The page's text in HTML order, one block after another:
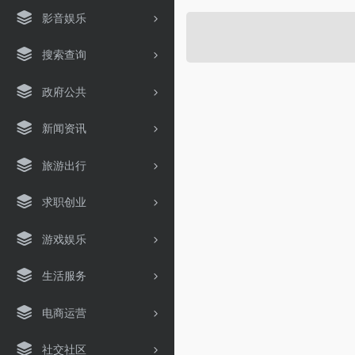
影音娱乐
搜索查询
政府公共
新闻资讯
旅游出行
求职创业
游戏娱乐
生活服务
电商运营
社交社区